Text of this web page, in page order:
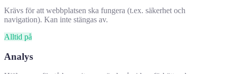
Krävs för att webbplatsen ska fungera (t.ex. säkerhet och
navigation). Kan inte stängas av.
Alltid på
Analys